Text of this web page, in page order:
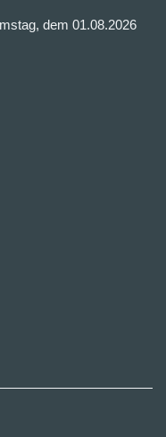
dem 01.08.2026